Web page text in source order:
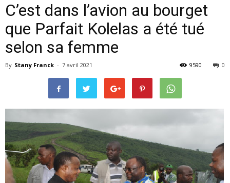
C’est dans l’avion au bourget
que Parfait Kolelas a été tué
selon sa femme
By Stany Franck - 7 avril 2021 0
9590